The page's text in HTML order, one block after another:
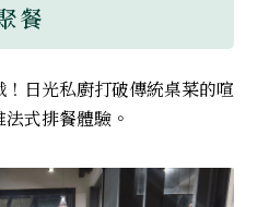
餐
日光私廚打破傳統桌菜的喧
式排餐體驗。